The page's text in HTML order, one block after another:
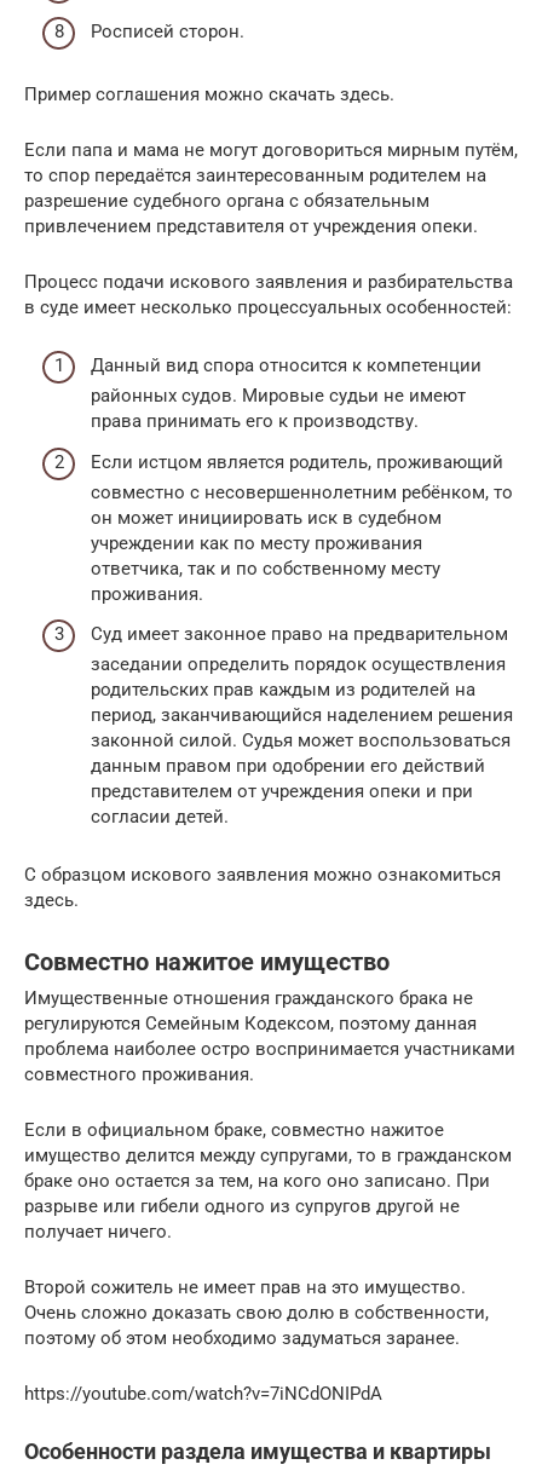
Росписей сторон.
Пример соглашения можно скачать здесь.
Если папа и мама не могут договориться мирным путём,
то спор передаётся заинтересованным родителем на
разрешение судебного органа с обязательным
привлечением представителя от учреждения опеки.
Процесс подачи искового заявления и разбирательства
в суде имеет несколько процессуальных особенностей:
Данный вид спора относится к компетенции
районных судов. Мировые судьи не имеют
права принимать его к производству.
Если истцом является родитель, проживающий
совместно с несовершеннолетним ребёнком, то
он может инициировать иск в судебном
учреждении как по месту проживания
ответчика, так и по собственному месту
проживания.
Суд имеет законное право на предварительном
заседании определить порядок осуществления
родительских прав каждым из родителей на
период, заканчивающийся наделением решения
законной силой. Судья может воспользоваться
данным правом при одобрении его действий
представителем от учреждения опеки и при
согласии детей.
С образцом искового заявления можно ознакомиться
здесь.
Совместно нажитое имущество
Имущественные отношения гражданского брака не
регулируются Семейным Кодексом, поэтому данная
проблема наиболее остро воспринимается участниками
совместного проживания.
Если в официальном браке, совместно нажитое
имущество делится между супругами, то в гражданском
браке оно остается за тем, на кого оно записано. При
разрыве или гибели одного из супругов другой не
получает ничего.
Второй сожитель не имеет прав на это имущество.
Очень сложно доказать свою долю в собственности,
поэтому об этом необходимо задуматься заранее.
https://youtube.com/watch?v=7iNCdONIPdA
Особенности раздела имущества и квартиры